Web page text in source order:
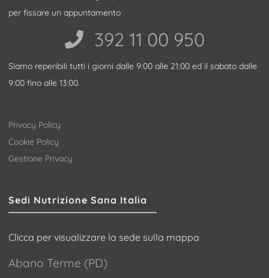
per fissare un appuntamento
392 11 00 950‬
Siamo reperibili tutti i giorni dalle 9:00 alle 21:00 ed il sabato dalle
9:00 fino alle 13:00.
Privacy Policy
Cookie Policy
Gestione Privacy
Sedi Nutrizione Sana Italia
Clicca per visualizzare la sede sulla mappa
Abano Terme (PD)